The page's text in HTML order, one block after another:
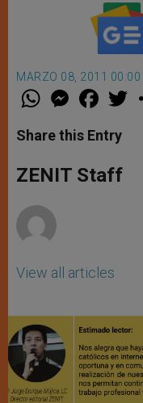
MARZO 08, 2011 00:00
W
t
s
p
p
M
e
s
e
g
e
F
a
e
b
o
k
w
Share this Entry
ZENIT Staff
View all articles